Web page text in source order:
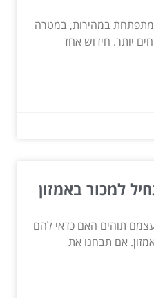
מתפתחת במהירות, במטרה
יותר. חידוש אחד
למכור באמזון
תוהים האם כדאי להם
אם תבחנו את